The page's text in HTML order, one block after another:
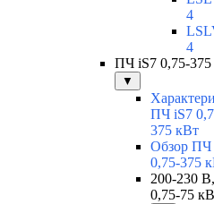
4
4
ПЧ iS7 0,75-
▼
ПЧ iS7
375 кВт
Обзор ПЧ
0,75-375
200-230 В,
0,75-75